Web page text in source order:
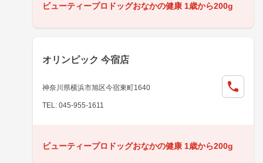
ビューティープロドッグおなかの健康 1歳から200g
オリンピック 今宿店
神奈川県横浜市旭区今宿東町1640
TEL: 045-955-1611
ビューティープロドッグおなかの健康 1歳から200g